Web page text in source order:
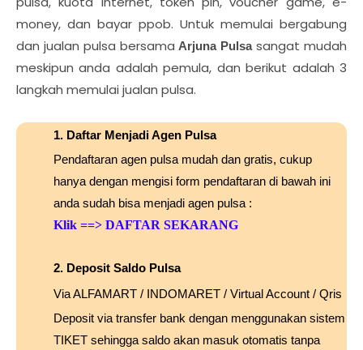
money, dan bayar ppob. Untuk memulai bergabung
dan jualan pulsa bersamaArjuna Pulsasangat mudah
meskipun anda adalah pemula, dan berikut adalah 3
langkah memulai jualan pulsa.
1. Daftar Menjadi Agen Pulsa
Pendaftaran agen pulsa mudah dan gratis, cukup
hanya dengan mengisi form pendaftaran di bawah ini
anda sudah bisa menjadi agen pulsa :
Klik ==> DAFTAR SEKARANG
2. Deposit Saldo Pulsa
Via ALFAMART / INDOMARET / Virtual Account / Qris
Deposit via transfer bank dengan menggunakan sistem
TIKET sehingga saldo akan masuk otomatis tanpa